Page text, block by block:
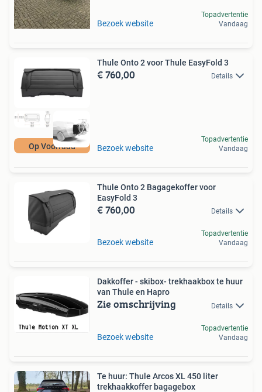
Bezoek website
Topadvertentie
Vandaag
Op Voorraad
Thule Onto 2 voor Thule EasyFold 3
€ 760,00 Details
Bezoek website
Topadvertentie
Vandaag
Thule Onto 2 Bagagekoffer voor
EasyFold 3
€ 760,00 Details
Bezoek website
Topadvertentie
Vandaag
Dakkoffer - skibox- trekhaakbox te huur
van Thule en Hapro
Zie omschrijving Details
Bezoek website
Topadvertentie
Vandaag
Te huur: Thule Arcos XL 450 liter
trekhaakkoffer bagagebox